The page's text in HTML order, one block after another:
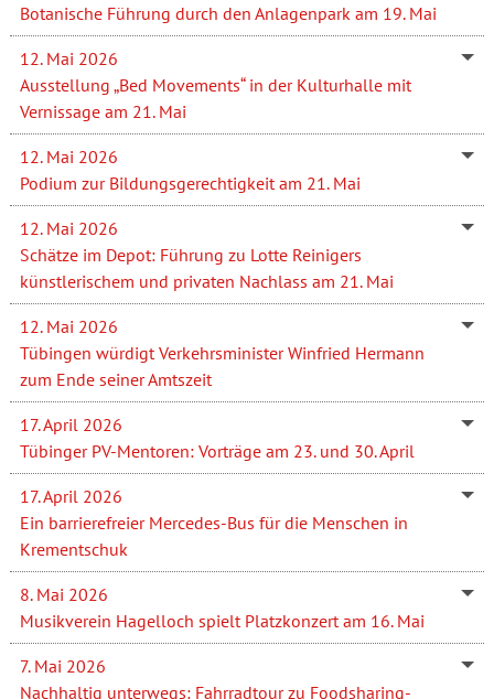
Botanische Führung durch den Anlagenpark am 19. Mai
12. Mai 2026
Ausstellung „Bed Movements“ in der Kulturhalle mit
Vernissage am 21. Mai
12. Mai 2026
Podium zur Bildungsgerechtigkeit am 21. Mai
12. Mai 2026
Schätze im Depot: Führung zu Lotte Reinigers
künstlerischem und privaten Nachlass am 21. Mai
12. Mai 2026
Tübingen würdigt Verkehrsminister Winfried Hermann
zum Ende seiner Amtszeit
17. April 2026
Tübinger PV-Mentoren: Vorträge am 23. und 30. April
17. April 2026
Ein barrierefreier Mercedes-Bus für die Menschen in
Krementschuk
8. Mai 2026
Musikverein Hagelloch spielt Platzkonzert am 16. Mai
7. Mai 2026
Nachhaltig unterwegs: Fahrradtour zu Foodsharing-